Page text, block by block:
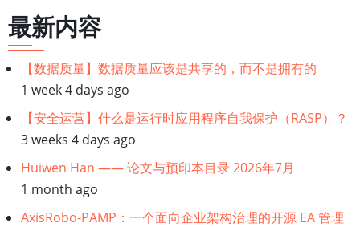
历
链
接：
【人
工
智
最新内容
【数据质量】数据质量应该是共享的，而不是拥有的
1 week 4 days ago
【安全运营】什么是运行时应用程序自我保护（RASP）？
3 weeks 4 days ago
Huiwen Han —— 论文与预印本目录 2026年7月
1 month ago
AxisRobo-PAMP：一个面向企业架构治理的开源 EA 管理